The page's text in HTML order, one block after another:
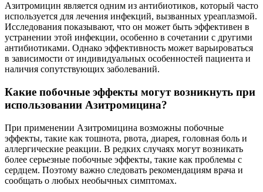
Азитромицин является одним из антибиотиков, который часто
используется для лечения инфекций, вызванных уреаплазмой.
Исследования показывают, что он может быть эффективен в
устранении этой инфекции, особенно в сочетании с другими
антибиотиками. Однако эффективность может варьироваться
в зависимости от индивидуальных особенностей пациента и
наличия сопутствующих заболеваний.
Какие побочные эффекты могут возникнуть при
использовании Азитромицина?
При применении Азитромицина возможны побочные
эффекты, такие как тошнота, рвота, диарея, головная боль и
аллергические реакции. В редких случаях могут возникать
более серьезные побочные эффекты, такие как проблемы с
сердцем. Поэтому важно следовать рекомендациям врача и
сообщать о любых необычных симптомах.